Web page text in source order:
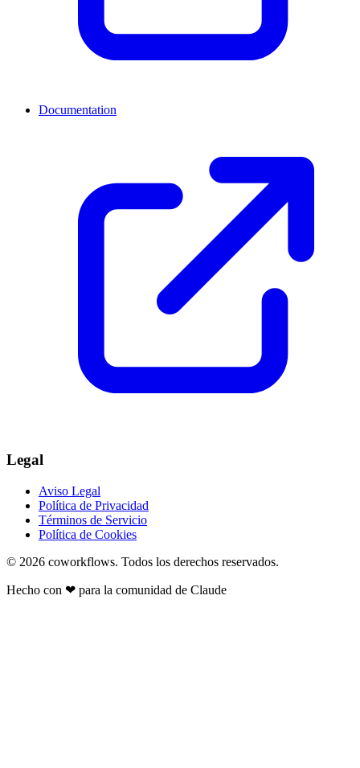
Documentation
Legal
Aviso Legal
Política de Privacidad
Términos de Servicio
Política de Cookies
© 2026 coworkflows. Todos los derechos reservados.
Hecho con ❤ para la comunidad de Claude